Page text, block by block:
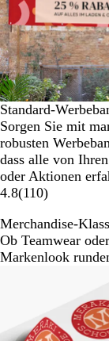
Standard-
Sorgen Sie mit
robusten
dass alle von
oder Aktionen
4.8(110)
Merchandise-
Ob Teamwear
Markenlook